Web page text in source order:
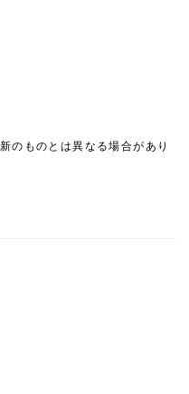
のものとは異なる場合があり